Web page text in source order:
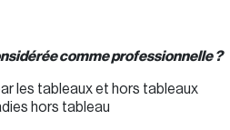
comme professionnelle ?
les tableaux et hors tableaux
hors tableau